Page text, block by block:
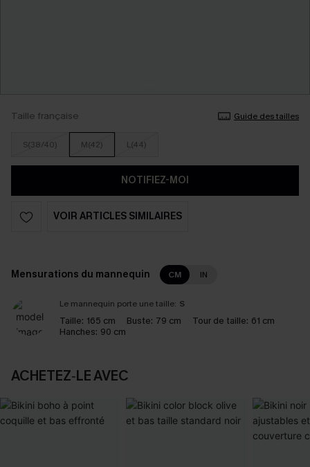
Taille française Guide des tailles
S(38/40) M(42) L(44)
NOTIFIEZ-MOI
VOIR ARTICLES SIMILAIRES
Mensurations du mannequin CM IN
Le mannequin porte une taille: S
Taille: 165 cm Buste: 79 cm Tour de taille: 61 cm
Hanches: 90 cm
ACHETEZ‑LE AVEC